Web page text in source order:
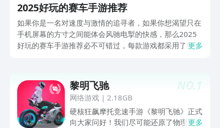
2025好玩的赛车手游推荐
如果你是一名对速度与激情的追寻者，如果你想渴望只在
手机屏幕的方寸之间能体会风驰电掣的快感，那么2025
好玩的赛车手游推荐必不可错过，每款游戏都采用了独特
专业性的构建。
更多
NO.1
黎明飞驰
网络游戏| 2.18GB
硬核狂飙摩托竞速手游《黎明飞驰》正式
向大家问好！我们尽可能还原了物理细更多